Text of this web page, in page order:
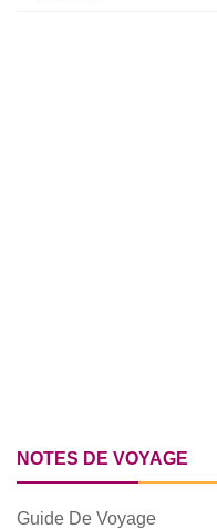
NOTES DE VOYAGE
Guide De Voyage